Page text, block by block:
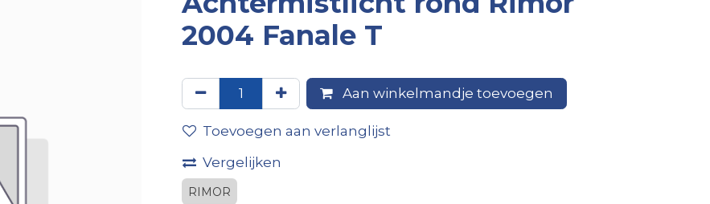
2004 Fanale T
Aan winkelmandje toevoegen
Toevoegen aan verlanglijst
Vergelijken
RIMOR